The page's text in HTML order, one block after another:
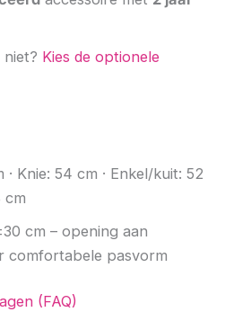
niet? Kies de optionele
· Knie: 54 cm · Enkel/kuit: 52
cm
cm – opening aan
comfortabele pasvorm
(FAQ)